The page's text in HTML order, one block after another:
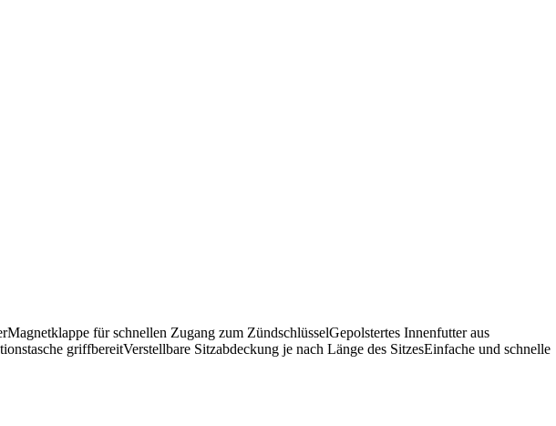
für schnellen Zugang zum ZündschlüsselGepolstertes Innenfutter aus
griffbereitVerstellbare Sitzabdeckung je nach Länge des SitzesEinfache und schnelle